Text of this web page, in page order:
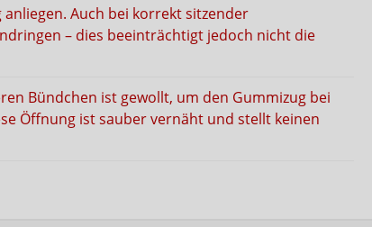
Auch bei korrekt sitzender
– dies beeinträchtigt jedoch nicht die
Bündchen ist gewollt, um den Gummizug bei
Öffnung ist sauber vernäht und stellt keinen